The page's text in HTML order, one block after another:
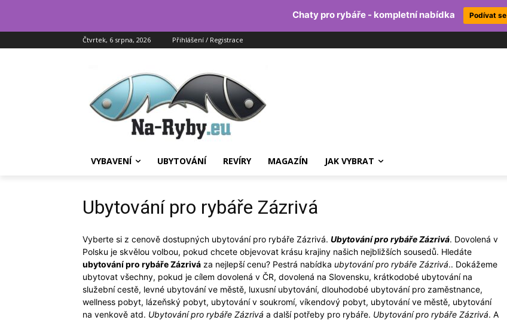
Čtvrtek, 6 srpna, 2026 Přihlášení / Registrace
VYBAVENÍ UBYTOVÁNÍ REVÍRY MAGAZÍN JAK VYBRAT
Ubytování pro rybáře Zázrivá
Vyberte si z cenově dostupných ubytování pro rybáře Zázrivá. Ubytování pro rybáře Zázrivá. Dovolená v
Polsku je skvělou volbou, pokud chcete objevovat krásu krajiny našich nejbližších sousedů. Hledáte
ubytování pro rybáře Zázrivá za nejlepší cenu? Pestrá nabídka ubytování pro rybáře Zázrivá.. Dokážeme
ubytovat všechny, pokud je cílem dovolená v ČR, dovolená na Slovensku, krátkodobé ubytování na
služební cestě, levné ubytování ve městě, luxusní ubytování, dlouhodobé ubytování pro zaměstnance,
wellness pobyt, lázeňský pobyt, ubytování v soukromí, víkendový pobyt, ubytování ve městě, ubytování
na venkově atd. Ubytování pro rybáře Zázrivá a další potřeby pro rybáře. Ubytování pro rybáře Zázrivá. A
Chaty pro rybáře - kompletní nabídka Podívat se